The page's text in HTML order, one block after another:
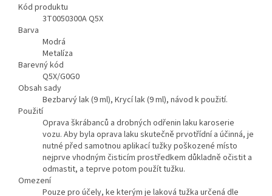
Kód produktu
3T0050300A Q5X
Barva
Modrá
Metalíza
Barevný kód
Q5X/G0G0
Obsah sady
Bezbarvý lak (9 ml), Krycí lak (9 ml), návod k použití.
Použití
Oprava škrábanců a drobných odřenin laku karoserie
vozu. Aby byla oprava laku skutečně prvotřídní a účinná, je
nutné před samotnou aplikací tužky poškozené místo
nejprve vhodným čisticím prostředkem důkladně očistit a
odmastit, a teprve potom použít tužku.
Omezení
Pouze pro účely, ke kterým je laková tužka určená dle